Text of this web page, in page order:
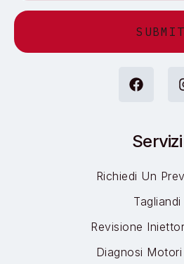
Servizi
Richiedi Un
Tagliandi
Revisione
Diagnosi Motori